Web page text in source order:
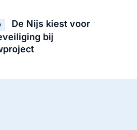
De Nijs kiest voor
bij